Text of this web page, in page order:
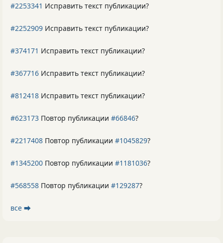
#2253341 Исправить текст публикации?
#2252909 Исправить текст публикации?
#374171 Исправить текст публикации?
#367716 Исправить текст публикации?
#812418 Исправить текст публикации?
#623173 Повтор публикации #66846?
#2217408 Повтор публикации #1045829?
#1345200 Повтор публикации #1181036?
#568558 Повтор публикации #129287?
все ⮕